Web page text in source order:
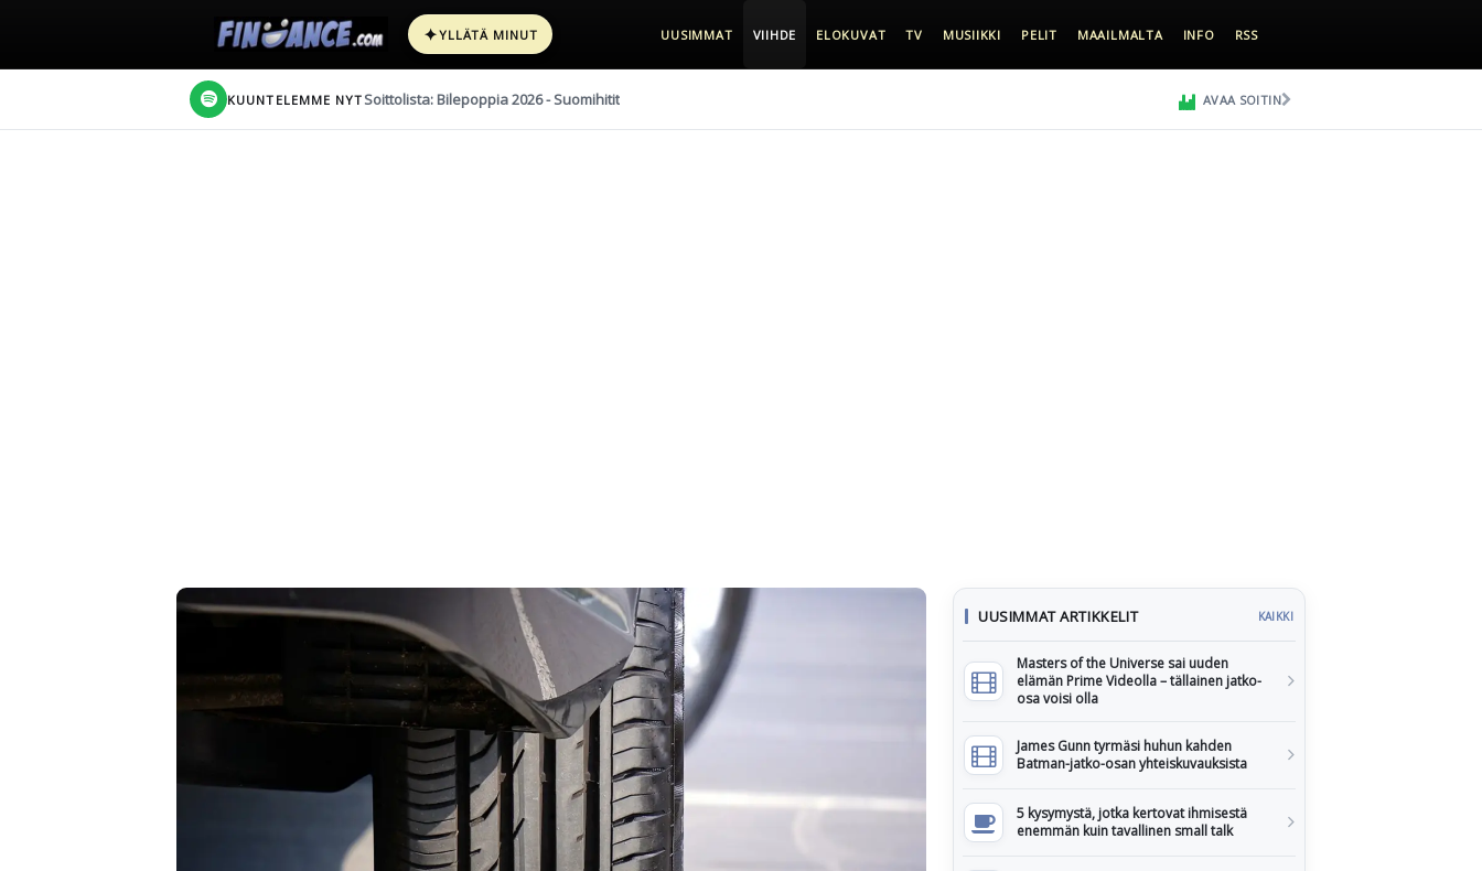
✦YLLÄTÄ MINUT UUSIMMAT VIIHDE ELOKUVAT TV MUSIIKKI PELIT MAAILMALTA INFO RSS
KUUNTELEMME NYT Soittolista: Bilepoppia 2026 - Suomihitit AVAA SOITIN
UUSIMMAT ARTIKKELIT KAIKKI
Masters of the Universe sai uuden
elämän Prime Videolla – tällainen jatko-
osa voisi olla
James Gunn tyrmäsi huhun kahden
Batman-jatko-osan yhteiskuvauksista
5 kysymystä, jotka kertovat ihmisestä
enemmän kuin tavallinen small talk